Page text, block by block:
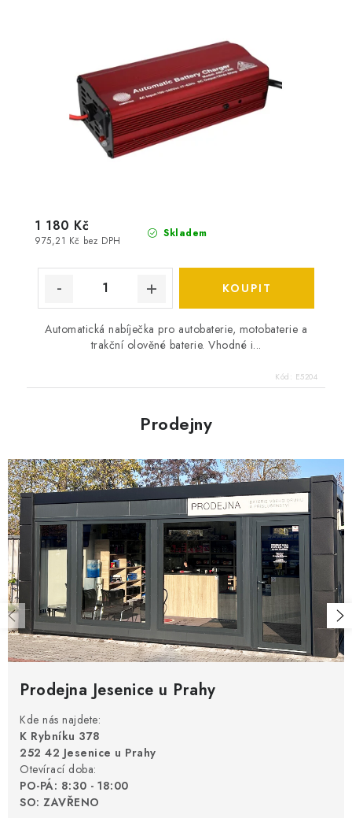
Skladem
975,21 Kč bez DPH
1 180 Kč
Automatická nabíječka pro autobaterie, motobaterie a
trakční olověné baterie. Vhodné i...
Kód: E5204
Prodejny
Prodejna Jesenice u Prahy
Kde nás najdete:
K Rybníku 378
252 42 Jesenice u Prahy
Otevírací doba:
PO-PÁ: 8:30 - 18:00
SO: ZAVŘENO